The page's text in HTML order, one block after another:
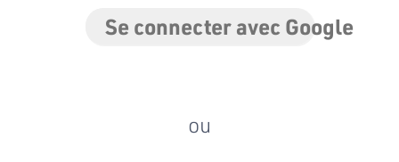
Se connecter avec Google
ou